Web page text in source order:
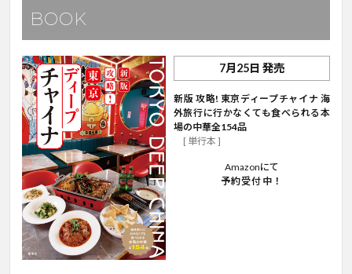
BOOK
7月25日 発売
新版 攻略! 東京ディープチャイナ 海
外旅行に行かなくても食べられる本
場の中華全154品
[ 単行本 ]
Amazonにて
予約受付中！